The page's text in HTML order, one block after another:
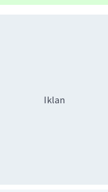
Iklan